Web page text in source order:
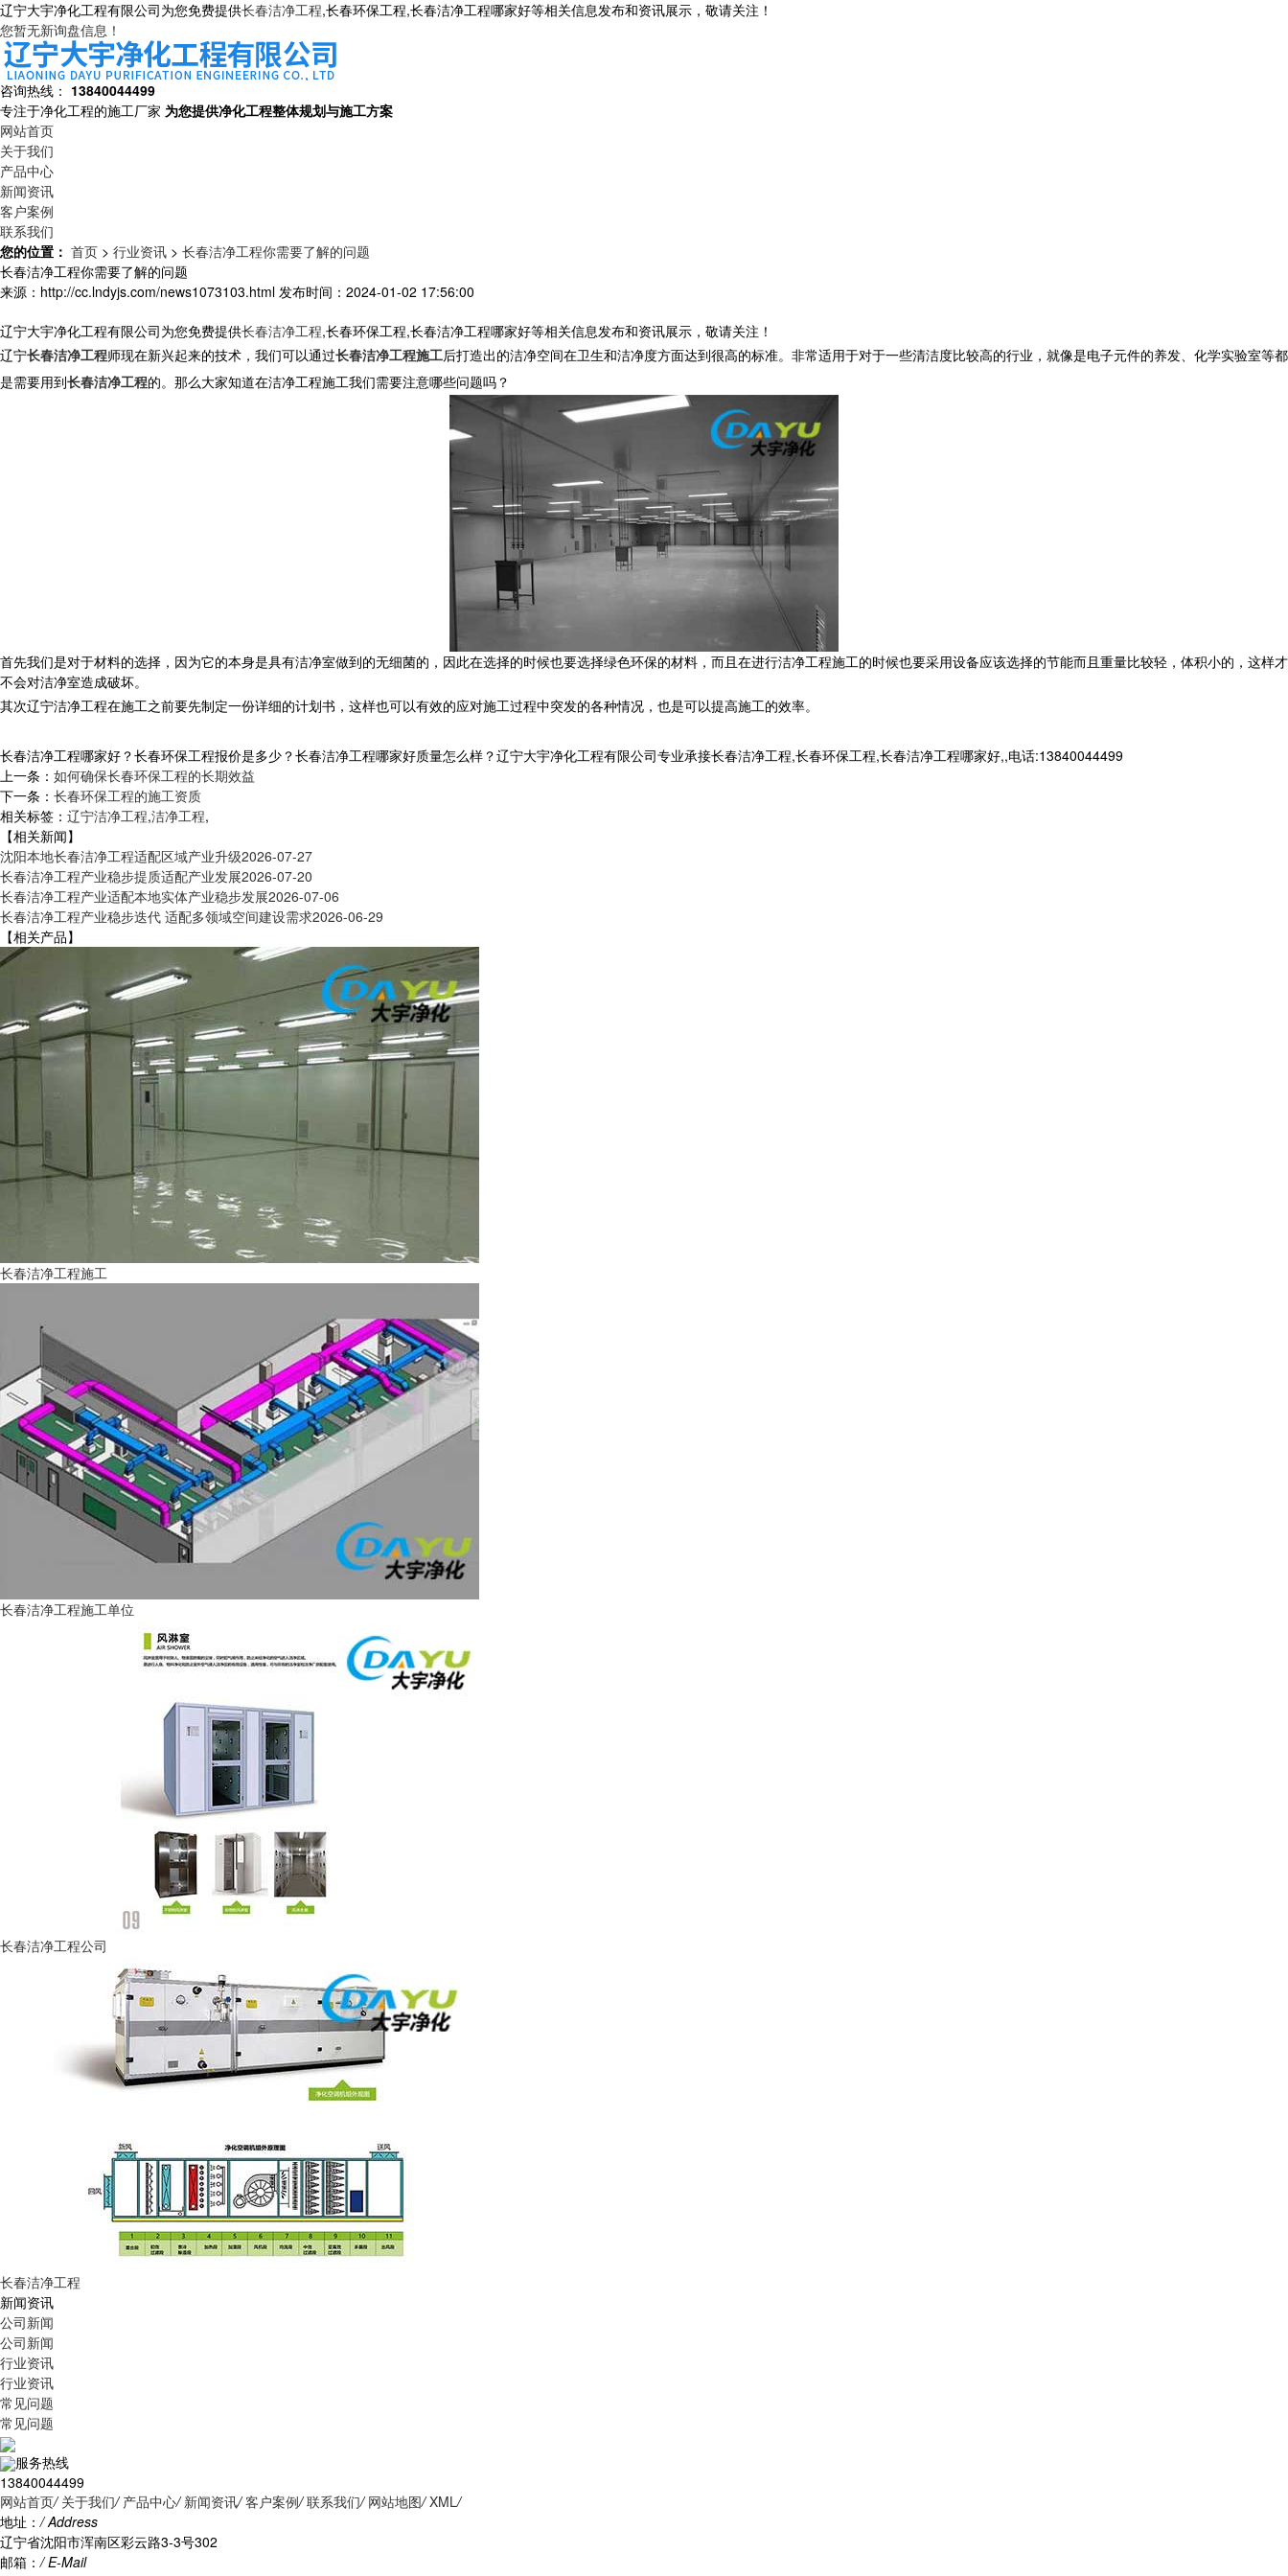
辽宁大宇净化工程有限公司为您免费提供长春洁净工程,长春环保工程,长春洁净工程哪家好等相关信息发布和资讯展示，敬请关注！
您暂无新询盘信息！
咨询热线： 13840044499
专注于净化工程的施工厂家 为您提供净化工程整体规划与施工方案
网站首页
关于我们
产品中心
新闻资讯
客户案例
联系我们
您的位置： 首页 > 行业资讯 > 长春洁净工程你需要了解的问题
长春洁净工程你需要了解的问题
来源：http://cc.lndyjs.com/news1073103.html 发布时间：2024-01-02 17:56:00
辽宁大宇净化工程有限公司为您免费提供长春洁净工程,长春环保工程,长春洁净工程哪家好等相关信息发布和资讯展示，敬请关注！
辽宁长春洁净工程师现在新兴起来的技术，我们可以通过长春洁净工程施工后打造出的洁净空间在卫生和洁净度方面达到很高的标准。非常适用于对于一些清洁度比较高的行业，就像是电子元件的养发、化学实验室等都
是需要用到长春洁净工程的。那么大家知道在洁净工程施工我们需要注意哪些问题吗？
首先我们是对于材料的选择，因为它的本身是具有洁净室做到的无细菌的，因此在选择的时候也要选择绿色环保的材料，而且在进行洁净工程施工的时候也要采用设备应该选择的节能而且重量比较轻，体积小的，这样才
不会对洁净室造成破坏。
其次辽宁洁净工程在施工之前要先制定一份详细的计划书，这样也可以有效的应对施工过程中突发的各种情况，也是可以提高施工的效率。
长春洁净工程哪家好？长春环保工程报价是多少？长春洁净工程哪家好质量怎么样？辽宁大宇净化工程有限公司专业承接长春洁净工程,长春环保工程,长春洁净工程哪家好,,电话:13840044499
上一条： 如何确保长春环保工程的长期效益
下一条： 长春环保工程的施工资质
相关标签： 辽宁洁净工程,洁净工程,
【相关新闻】
沈阳本地长春洁净工程适配区域产业升级2026-07-27
长春洁净工程产业稳步提质适配产业发展2026-07-20
长春洁净工程产业适配本地实体产业稳步发展2026-07-06
长春洁净工程产业稳步迭代 适配多领域空间建设需求2026-06-29
【相关产品】
长春洁净工程施工
长春洁净工程施工单位
长春洁净工程公司
长春洁净工程
新闻资讯
公司新闻
公司新闻
行业资讯
行业资讯
常见问题
常见问题
服务热线
13840044499
网站首页/ 关于我们/ 产品中心/ 新闻资讯/ 客户案例/ 联系我们/ 网站地图/ XML/
地址：/ Address
辽宁省沈阳市浑南区彩云路3-3号302
邮箱：/ E-Mail